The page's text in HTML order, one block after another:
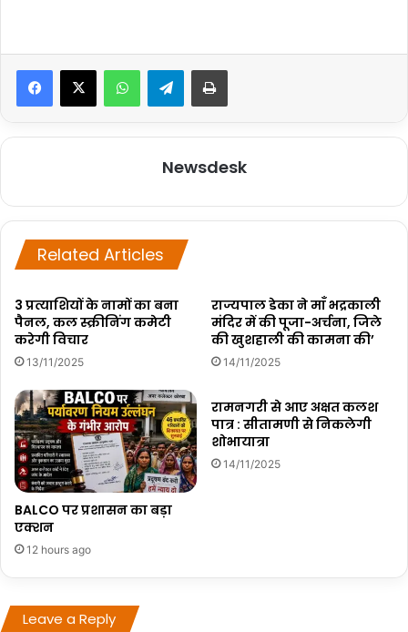
Telegram
Newsdesk
Related Articles
3 प्रत्याशियों के नामों का बना
पैनल, कल स्क्रीनिंग कमेटी
करेगी विचार
13/11/2025
राज्यपाल डेका ने माँ भद्रकाली
मंदिर में की पूजा-अर्चना, जिले
की खुशहाली की कामना की’
14/11/2025
BALCO पर प्रशासन का बड़ा
एक्शन
12 hours ago
रामनगरी से आए अक्षत कलश
पात्र : सीतामणी से निकलेगी
शोभायात्रा
14/11/2025
Leave a Reply